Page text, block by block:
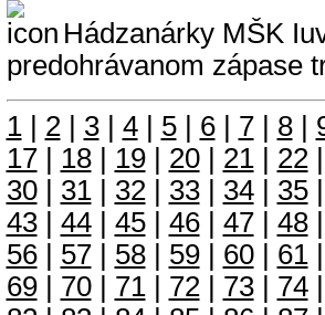
Hádzanárky MŠK
predohrávanom zápase
1| 2| 3| 4| 5| 6| 7| 8|
17| 18| 19| 20| 21| 22|
30| 31| 32| 33| 34| 35|
43| 44| 45| 46| 47| 48|
56| 57| 58| 59| 60| 61|
69| 70| 71| 72| 73| 74|